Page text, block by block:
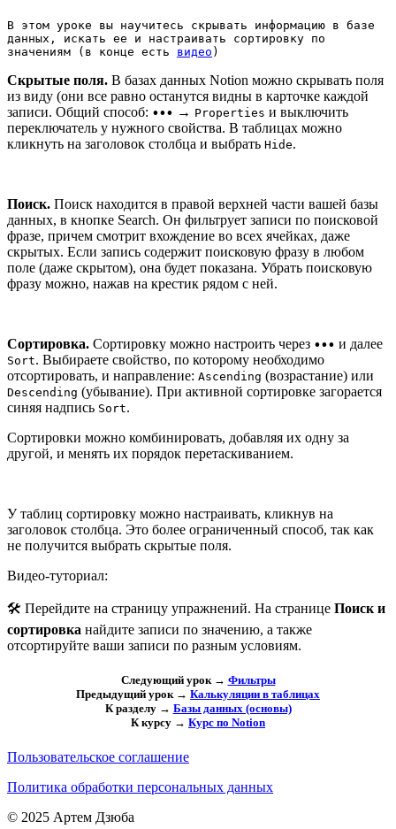
В этом уроке вы научитесь скрывать информацию в базе
данных, искать ее и настраивать сортировку по
значениям (в конце есть видео )
Скрытые поля. В базах данных Notion можно скрывать поля
из виду (они все равно останутся видны в карточке каждой
записи. Общий способ: ••• → Properties и выключить
переключатель у нужного свойства. В таблицах можно
кликнуть на заголовок столбца и выбрать Hide.
Поиск. Поиск находится в правой верхней части вашей базы
данных, в кнопке Search. Он фильтрует записи по поисковой
фразе, причем смотрит вхождение во всех ячейках, даже
скрытых. Если запись содержит поисковую фразу в любом
поле (даже скрытом), она будет показана. Убрать поисковую
фразу можно, нажав на крестик рядом с ней.
Сортировка. Сортировку можно настроить через ••• и далее
Sort. Выбираете свойство, по которому необходимо
отсортировать, и направление: Ascending (возрастание) или
Descending (убывание). При активной сортировке загорается
синяя надпись Sort.
Сортировки можно комбинировать, добавляя их одну за
другой, и менять их порядок перетаскиванием.
У таблиц сортировку можно настраивать, кликнув на
заголовок столбца. Это более ограниченный способ, так как
не получится выбрать скрытые поля.
Видео-туториал:
🛠 Перейдите на страницу упражнений. На странице Поиск и
сортировка найдите записи по значению, а также
отсортируйте ваши записи по разным условиям.
Следующий урок → Фильтры
Предыдущий урок → Калькуляции в таблицах
К разделу → Базы данных (основы)
К курсу → Курс по Notion
Пользовательское соглашение
Политика обработки персональных данных
© 2025 Артем Дзюба